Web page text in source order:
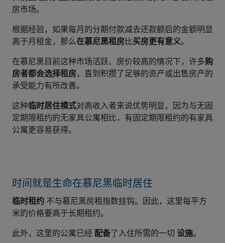
房市场。
根据经验，如果每月的分期付款减去还款额后的金额明显
高于月租金，那么在慕尼黑租房比买房更有意义。
在慕尼黑目前这种市场活跃、房价较高的情况下，许多购
房者都会选择租房，直到积攒了足够的资产或出售房产的
承受能力有所改善。
这种临时居住模式对高收入者来说优势明显，因为与无固
定期限租约的无家具公寓相比，有固定期限租约的有家具
公寓更容易获得。
时间就是生命在慕尼黑临时居住
临时租约 不与慕尼黑房租指数挂钩。因此，这里每平方
米的价格要高于长期租约。
此外，这里的公寓已经 配备了入住所需的一切 设施。